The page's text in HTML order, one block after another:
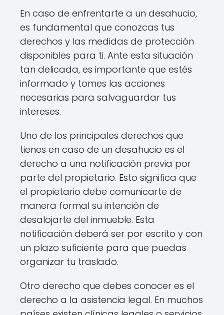
En caso de enfrentarte a un desahucio,
es fundamental que conozcas tus
derechos y las medidas de protección
disponibles para ti. Ante esta situación
tan delicada, es importante que estés
informado y tomes las acciones
necesarias para salvaguardar tus
intereses.
Uno de los principales derechos que
tienes en caso de un desahucio es el
derecho a una notificación previa por
parte del propietario. Esto significa que
el propietario debe comunicarte de
manera formal su intención de
desalojarte del inmueble. Esta
notificación deberá ser por escrito y con
un plazo suficiente para que puedas
organizar tu traslado.
Otro derecho que debes conocer es el
derecho a la asistencia legal. En muchos